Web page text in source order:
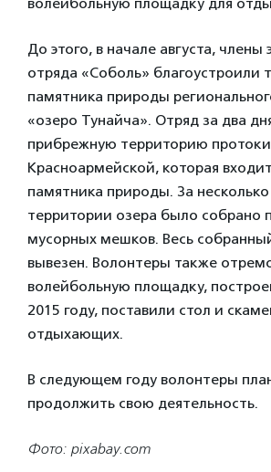
До этого, в начале августа, члены
отряда «Соболь» благоустроили
памятника природы
«озеро Тунайча». Отряд за два
прибрежную территорию протоки
Красноармейской, которая
памятника природы. За
территории озера было собрано
мусорных мешков. Весь
вывезен. Волонтеры также
волейбольную площадку,
2015 году, поставили стол и
отдыхающих.
В следующем году волонтеры
продолжить свою деятельность.
Фото: pixabay.com